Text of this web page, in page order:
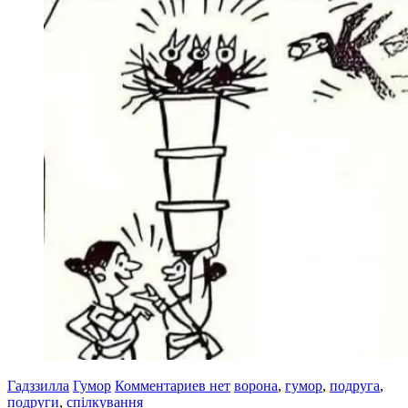
Гадззилла Гумор Комментариев нет ворона, гумор, подруга,
подруги, спілкування